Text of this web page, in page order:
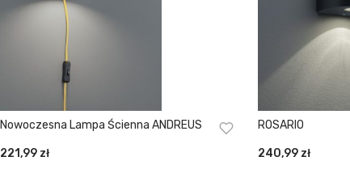
Nowoczesna Lampa Ścienna ANDREUS
221,99 zł
ROSARIO
240,99 zł